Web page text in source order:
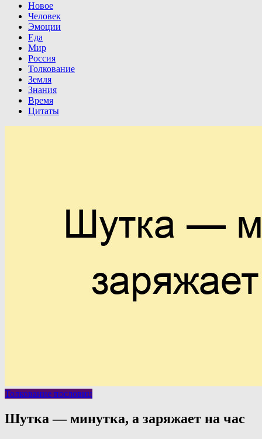
Новое
Человек
Эмоции
Еда
Мир
Россия
Толкование
Земля
Знания
Время
Цитаты
Толкование пословиц
Шутка — минутка, а заряжает на час